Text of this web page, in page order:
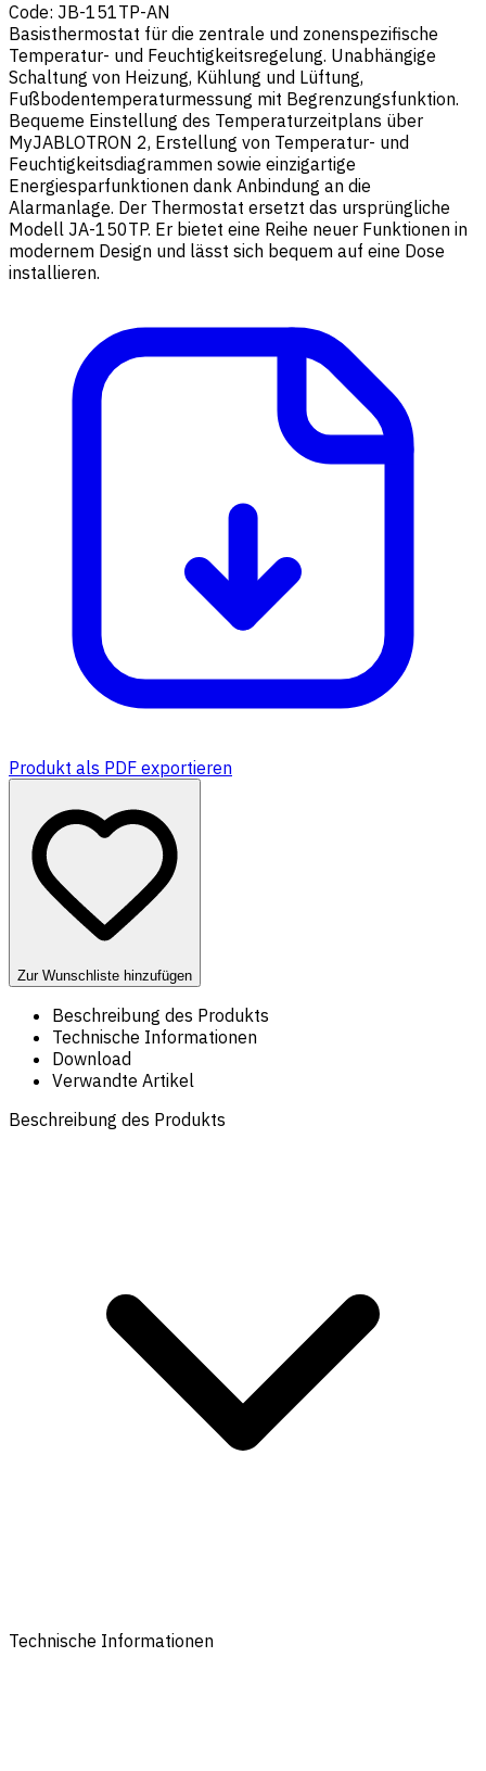
Code: JB-151TP-AN
Basisthermostat für die zentrale und zonenspezifische
Temperatur- und Feuchtigkeitsregelung. Unabhängige
Schaltung von Heizung, Kühlung und Lüftung,
Fußbodentemperaturmessung mit Begrenzungsfunktion.
Bequeme Einstellung des Temperaturzeitplans über
MyJABLOTRON 2, Erstellung von Temperatur- und
Feuchtigkeitsdiagrammen sowie einzigartige
Energiesparfunktionen dank Anbindung an die
Alarmanlage. Der Thermostat ersetzt das ursprüngliche
Modell JA-150TP. Er bietet eine Reihe neuer Funktionen in
modernem Design und lässt sich bequem auf eine Dose
installieren.
Produkt als PDF exportieren
Zur Wunschliste hinzufügen
Beschreibung des Produkts
Technische Informationen
Download
Verwandte Artikel
Beschreibung des Produkts
Technische Informationen